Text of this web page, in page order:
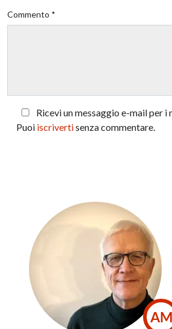
Commento *
Ricevi un messaggio e-mail per i
Puoi iscrivertisenza commentare.
AM